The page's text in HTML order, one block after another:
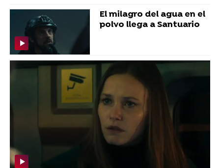
El milagro del agua en el
polvo llega a Santuario